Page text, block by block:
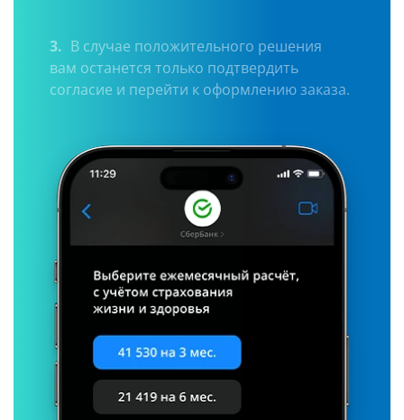
3. В случае положительного решения
вам останется только подтвердить
согласие и перейти к оформлению заказа.